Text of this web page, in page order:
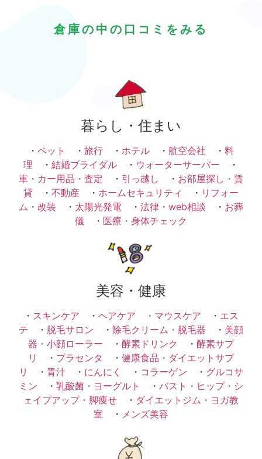
倉庫の中の口コミをみる
暮らし・住まい
・ ペット ・ 旅行 ・ ホテル ・ 航空会社 ・ 料
理 ・ 結婚ブライダル ・ ウォーターサーバー ・
車・カー用品・査定 ・ 引っ越し ・ お部屋探し・賃
貸 ・ 不動産 ・ ホームセキュリティ ・ リフォー
ム・改装 ・ 太陽光発電 ・ 法律・web相談 ・ お葬
儀 ・ 医療・身体チェック
美容・健康
・ スキンケア ・ ヘアケア ・ マウスケア ・ エス
テ ・ 脱毛サロン ・ 除毛クリーム・脱毛器 ・ 美顔
器・小顔ローラー ・ 酵素ドリンク ・ 酵素サプ
リ
・ プラセンタ ・ 健康食品・ダイエットサプ
リ
・ 青汁 ・ にんにく ・ コラーゲン ・ グルコサ
ミン ・ 乳酸菌・ヨーグルト ・ バスト・ヒップ・シ
ェイプアップ・脚痩せ ・ ダイエットジム・ヨガ教
室 ・ メンズ美容